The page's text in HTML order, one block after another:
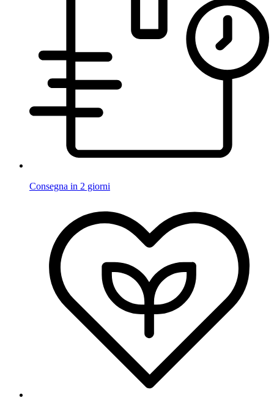
Consegna in 2 giorni